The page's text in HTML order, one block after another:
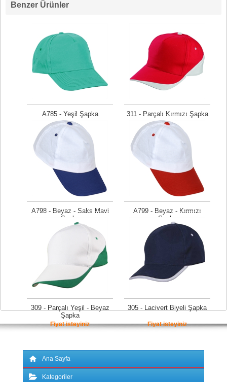
Benzer Ürünler
A785 - Yeşil Şapka
Fiyat isteyiniz
311 - Parçalı Kırmızı Şapka
Fiyat isteyiniz
A798 - Beyaz - Saks Mavi
Şapka
Fiyat isteyiniz
A799 - Beyaz - Kırmızı
Şapka
Fiyat isteyiniz
309 - Parçalı Yeşil - Beyaz
Şapka
Fiyat isteyiniz
305 - Lacivert Biyeli Şapka
Fiyat isteyiniz
Ana Sayfa
Kategoriler